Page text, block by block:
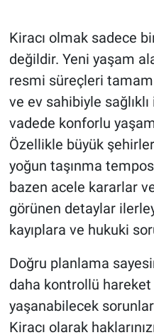
Kiracı olmak sadece
değildir. Yeni yaşam
resmi süreçleri
ve ev sahibiyle
vadede konforlu
Özellikle büyük
yoğun taşınma
bazen acele kararlar
görünen detaylar
kayıplara ve hukuki
Doğru planlama
daha kontrollü
yaşanabilecek
Kiracı olarak
HABERDE İNSAN
POLİTİKA
SPOR
MAGAZİN
Bilim, Teknoloji